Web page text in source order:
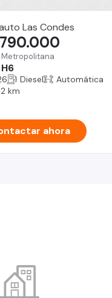
Las Condes
Metropolitana
Diesel
Automática
km
ahora